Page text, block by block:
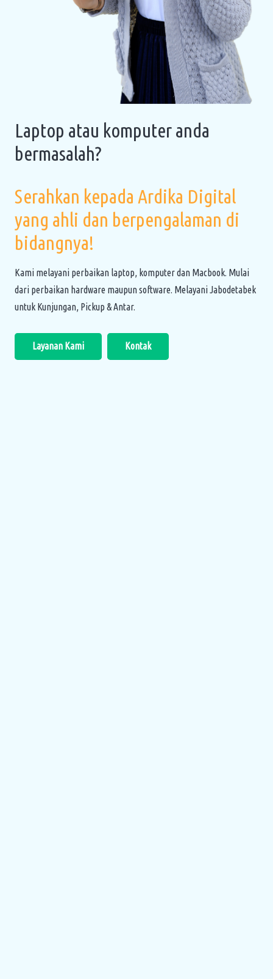
Laptop atau komputer anda
bermasalah?
Serahkan kepada Ardika Digital
yang ahli dan berpengalaman di
bidangnya!
Kami melayani perbaikan laptop, komputer dan Macbook. Mulai
dari perbaikan hardware maupun software. Melayani Jabodetabek
untuk Kunjungan, Pickup & Antar.
Layanan Kami Kontak